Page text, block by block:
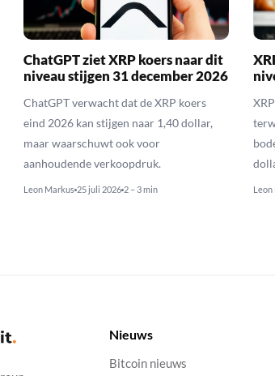
ChatGPT ziet XRP koers naar dit
niveau stijgen 31 december 2026
ChatGPT verwacht dat de XRP koers
eind 2026 kan stijgen naar 1,40 dollar,
maar waarschuwt ook voor
aanhoudende verkoopdruk.
Leon Markus 25 juli 2026 2 – 3 min
Nieuws
Bitcoin nieuws